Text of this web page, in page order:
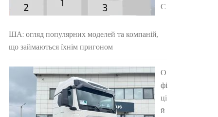
С
ША: огляд популярних моделей та компаній,
що займаються їхнім пригоном
О
фі
ці
й